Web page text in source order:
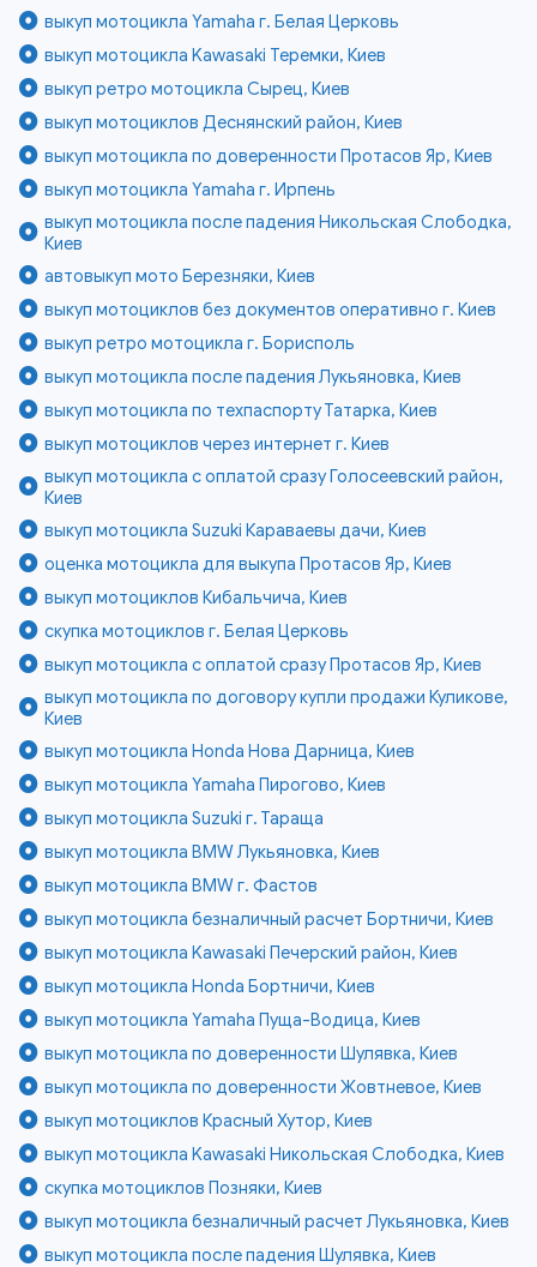
выкуп мотоцикла Yamaha г. Белая Церковь
выкуп мотоцикла Kawasaki Теремки, Киев
выкуп ретро мотоцикла Сырец, Киев
выкуп мотоциклов Деснянский район, Киев
выкуп мотоцикла по доверенности Протасов Яр, Киев
выкуп мотоцикла Yamaha г. Ирпень
выкуп мотоцикла после падения Никольская Слободка,
Киев
автовыкуп мото Березняки, Киев
выкуп мотоциклов без документов оперативно г. Киев
выкуп ретро мотоцикла г. Борисполь
выкуп мотоцикла после падения Лукьяновка, Киев
выкуп мотоцикла по техпаспорту Татарка, Киев
выкуп мотоциклов через интернет г. Киев
выкуп мотоцикла с оплатой сразу Голосеевский район,
Киев
выкуп мотоцикла Suzuki Караваевы дачи, Киев
оценка мотоцикла для выкупа Протасов Яр, Киев
выкуп мотоциклов Кибальчича, Киев
скупка мотоциклов г. Белая Церковь
выкуп мотоцикла с оплатой сразу Протасов Яр, Киев
выкуп мотоцикла по договору купли продажи Куликове,
Киев
выкуп мотоцикла Honda Нова Дарница, Киев
выкуп мотоцикла Yamaha Пирогово, Киев
выкуп мотоцикла Suzuki г. Тараща
выкуп мотоцикла BMW Лукьяновка, Киев
выкуп мотоцикла BMW г. Фастов
выкуп мотоцикла безналичный расчет Бортничи, Киев
выкуп мотоцикла Kawasaki Печерский район, Киев
выкуп мотоцикла Honda Бортничи, Киев
выкуп мотоцикла Yamaha Пуща-Водица, Киев
выкуп мотоцикла по доверенности Шулявка, Киев
выкуп мотоцикла по доверенности Жовтневое, Киев
выкуп мотоциклов Красный Хутор, Киев
выкуп мотоцикла Kawasaki Никольская Слободка, Киев
скупка мотоциклов Позняки, Киев
выкуп мотоцикла безналичный расчет Лукьяновка, Киев
выкуп мотоцикла после падения Шулявка, Киев